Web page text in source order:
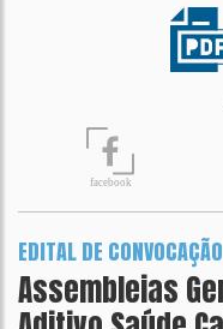
facebook
EDITAL DE
Assembleias